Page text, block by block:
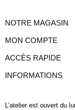
NOTRE MAGASIN
MON COMPTE
ACCÈS RAPIDE
INFORMATIONS
L’atelier est ouvert du